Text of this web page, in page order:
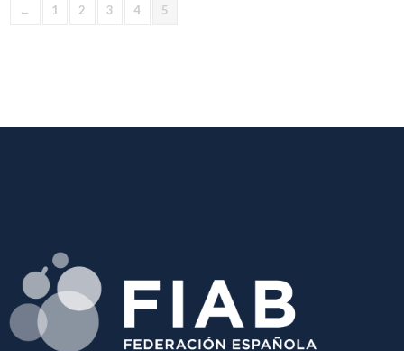
← 1 2 3 4 5